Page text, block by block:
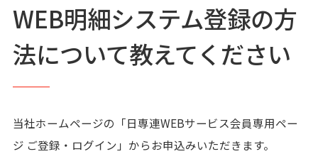
WEB明細システム登録の方
法について教えてください
当社ホームページの「日専連WEBサービス会員専用ペー
ジ ご登録・ログイン」からお申込みいただきます。